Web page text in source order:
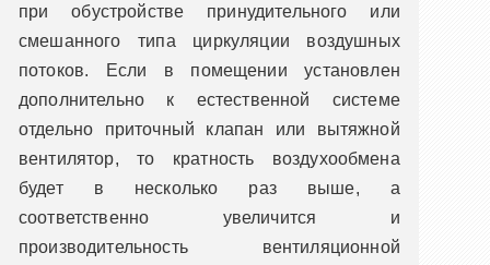
при обустройстве принудительного или
смешанного типа циркуляции воздушных
потоков. Если в помещении установлен
дополнительно к естественной системе
отдельно приточный клапан или вытяжной
вентилятор, то кратность воздухообмена
будет в несколько раз выше, а
соответственно увеличится и
производительность вентиляционной